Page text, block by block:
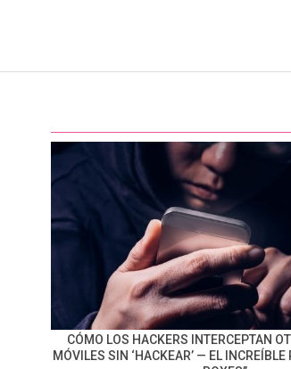
CÓMO LOS HACKERS INTERCEPTAN
MÓVILES SIN ‘HACKEAR’ — EL INCREÍBLE